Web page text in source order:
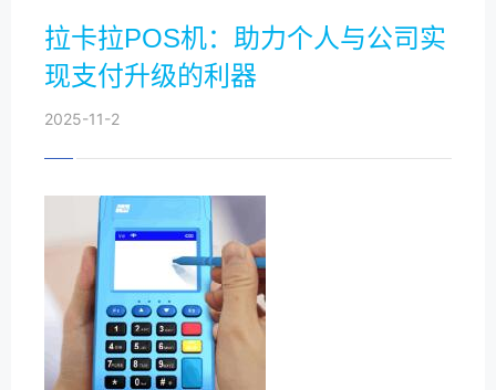
拉卡拉POS机：助力个人与公司实
现支付升级的利器
2025-11-2